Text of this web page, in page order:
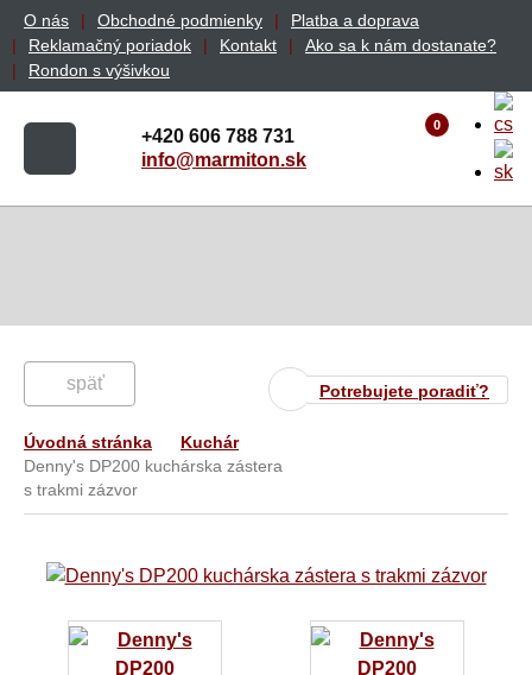
O nás Obchodné podmienky
Platba a doprava
Reklamačný poriadok
Kontakt
Ako sa k nám dostanate?
Rondon s výšivkou
+420 606 788 731
info@marmiton.sk
0
Potrebujete poradiť?
späť
Úvodná stránka
Kuchár
Denny's DP200 kuchárska zástera
s trakmi zázvor